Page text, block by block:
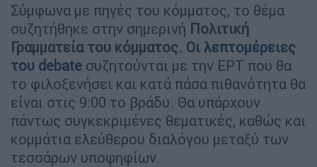
Σύμφωνα με πηγές του κόμματος, το θέμα
συζητήθηκε στην σημερινή Πολιτική
Γραμματεία του κόμματος. Οι λεπτομέρειες
του debate συζητούνται με την ΕΡΤ που θα
το φιλοξενήσει και κατά πάσα πιθανότητα θα
είναι στις 9:00 το βράδυ. Θα υπάρχουν
πάντως συγκεκριμένες θεματικές, καθώς και
κομμάτια ελεύθερου διαλόγου μεταξύ των
τεσσάρων υποψηφίων.